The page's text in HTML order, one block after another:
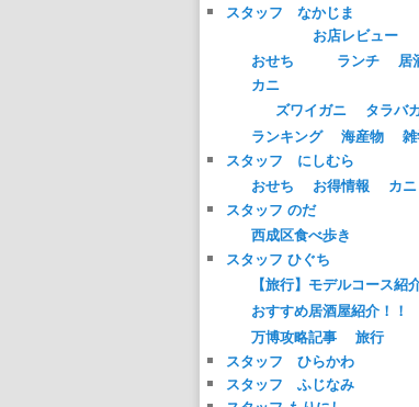
スタッフ なかじま
おせち
お店レビュー
ランチ
居
カニ
ズワイガニ
タラバ
ランキング
海産物
スタッフ にしむら
おせち
お得情報 カニ
スタッフ のだ
西成区食べ歩き
スタッフ ひぐち
【旅行】モデルコース紹
おすすめ居酒屋紹介！！
万博攻略記事
旅行
スタッフ ひらかわ
スタッフ ふじなみ